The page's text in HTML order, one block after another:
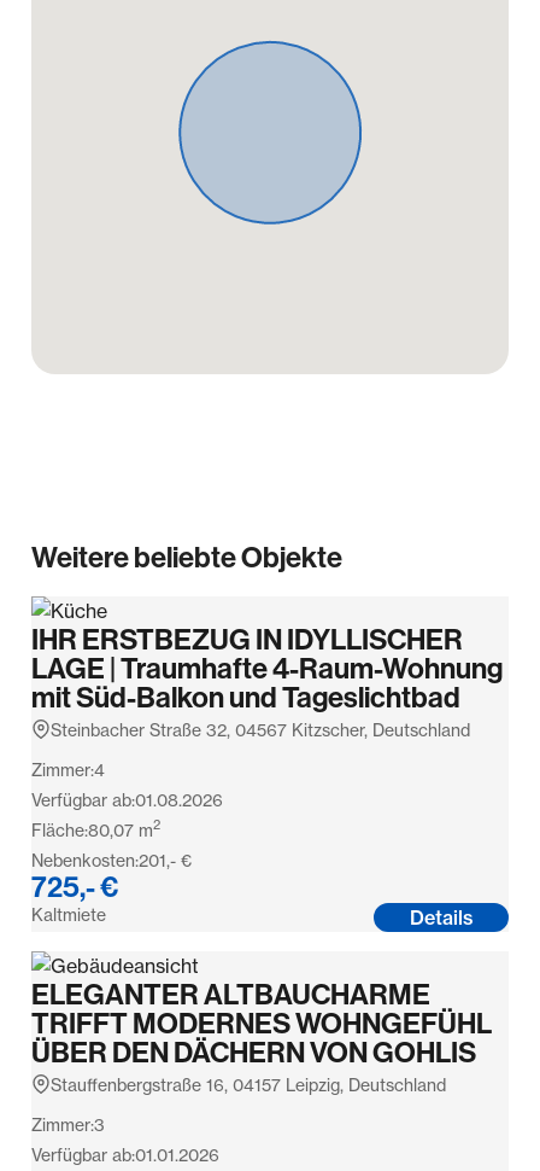
Weitere beliebte Objekte
IHR ERSTBEZUG IN IDYLLISCHER
LAGE | Traumhafte 4-Raum-Wohnung
mit Süd-Balkon und Tageslichtbad
Steinbacher Straße 32, 04567 Kitzscher, Deutschland
Zimmer:4
Verfügbar ab:01.08.2026
Fläche:80,07 m2
Nebenkosten:201,- €
725,- €
Kaltmiete Details
ELEGANTER ALTBAUCHARME
TRIFFT MODERNES WOHNGEFÜHL
ÜBER DEN DÄCHERN VON GOHLIS
Stauffenbergstraße 16, 04157 Leipzig, Deutschland
Zimmer:3
Verfügbar ab:01.01.2026